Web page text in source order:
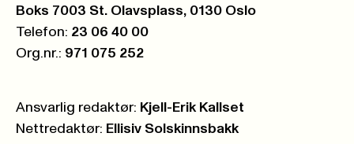
Postboks:
Boks 7003 St. Olavsplass, 0130 Oslo
Telefon: 23 06 40 00
Org.nr.: 971 075 252
Ansvarlig redaktør: Kjell-Erik Kallset
Nettredaktør: Ellisiv Solskinnsbakk